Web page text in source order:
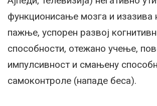
функционисање мозга и изазива
пажње, успорен развој
способности, отежано учење,
импулсивност и смањену
самоконтроле (нападе беса).